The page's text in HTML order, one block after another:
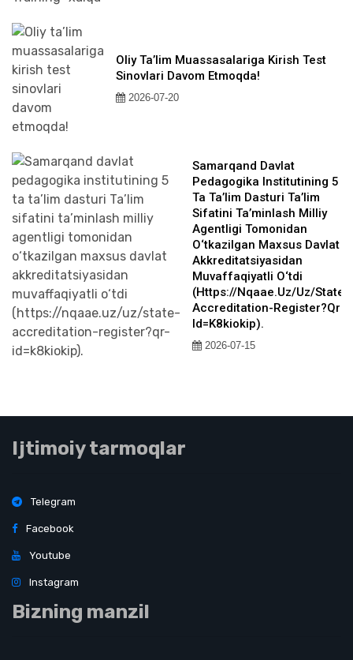
Oliy Ta’lim Muassasalariga Kirish Test
Sinovlari Davom Etmoqda!
2026-07-20
Samarqand Davlat
Pedagogika Institutining 5
Ta Ta’lim Dasturi Ta’lim
Sifatini Ta’minlash Milliy
Agentligi Tomonidan
O‘tkazilgan Maxsus Davlat
Akkreditatsiyasidan
Muvaffaqiyatli O‘tdi
(https://nqaae.uz/uz/state-
Accreditation-Register?qr-
Id=k8kiokip).
2026-07-15
Ijtimoiy tarmoqlar
Telegram
Facebook
Youtube
Instagram
Bizning manzil